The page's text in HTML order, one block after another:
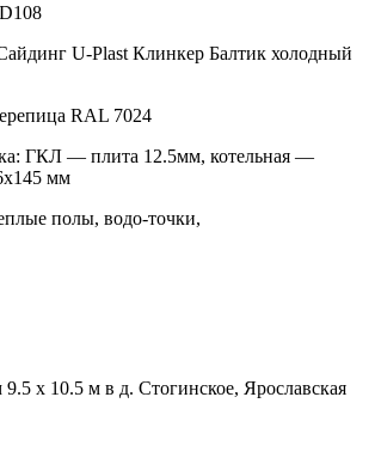
U-Plast Клинкер Балтик холодный
RAL 7024
ГКЛ — плита 12.5мм, котельная —
мм
полы, водо-точки,
х 10.5 м в д. Стогинское, Ярославская